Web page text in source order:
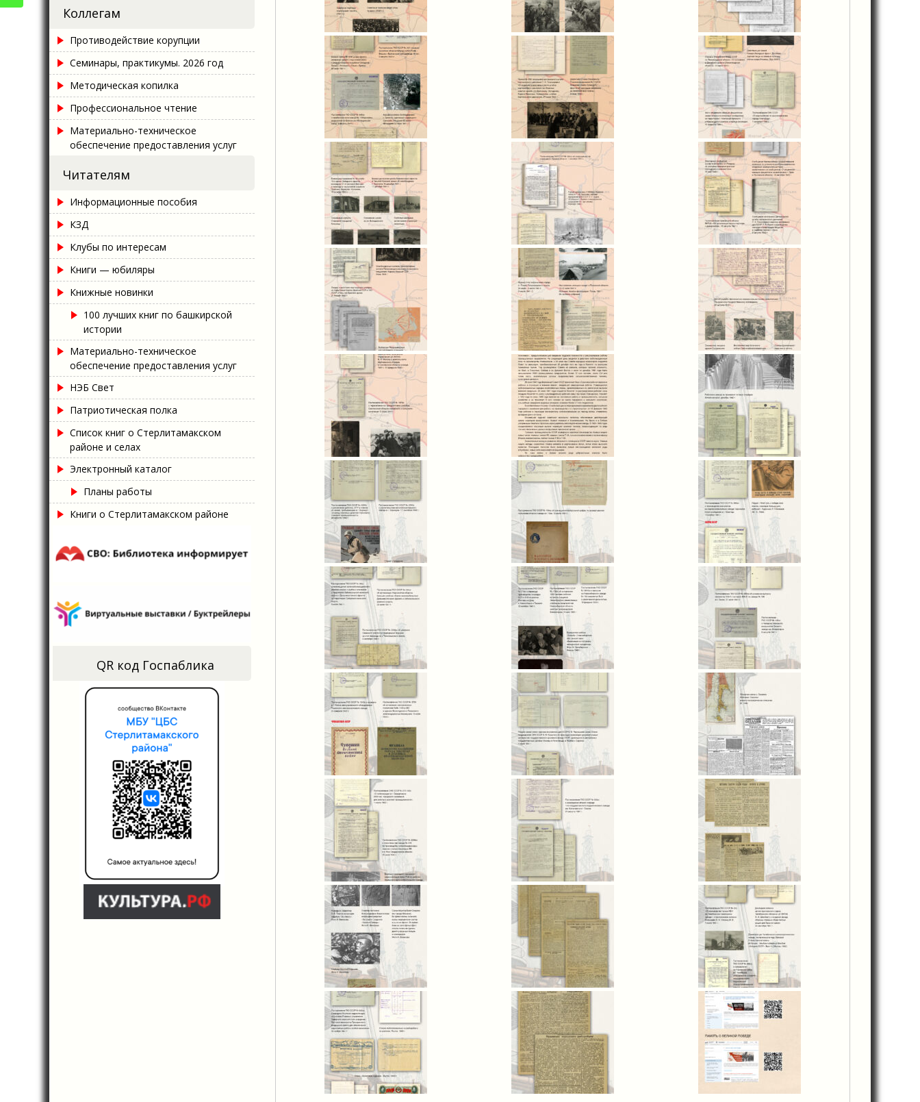
Коллегам
Противодействие корупции
Семинары, практикумы. 2026 год
Методическая копилка
Профессиональное чтение
Материально-техническое
обеспечение предоставления услуг
Читателям
Информационные пособия
КЗД
Клубы по интересам
Книги — юбиляры
Книжные новинки
100 лучших книг по башкирской
истории
Материально-техническое
обеспечение предоставления услуг
НЭБ Свет
Патриотическая полка
Список книг о Стерлитамакском
районе и селах
Электронный каталог
Планы работы
Книги о Стерлитамакском районе
QR код Госпаблика